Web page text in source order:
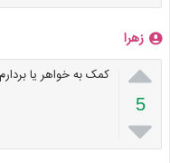
زهرا

5

کمک به خواهر یا